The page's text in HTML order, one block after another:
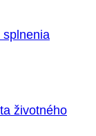
splnenia
životného